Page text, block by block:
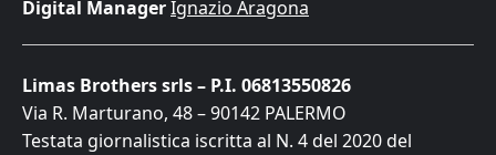
Digital ManagerIgnazio Aragona
Limas Brothers srls – P.I. 06813550826
Via R. Marturano, 48 – 90142 PALERMO
Testata giornalistica iscritta al N. 4 del 2020 del